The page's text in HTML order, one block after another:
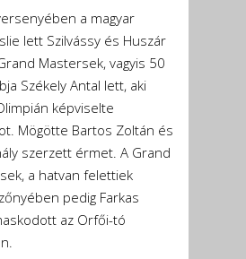
a magyar
lett Szilvássy és Huszár
Mastersek, vagyis 50
Székely Antal lett, aki
képviselte
Mögötte Bartos Zoltán és
szerzett érmet. A Grand
a hatvan felettiek
pedig Farkas
az Orfői-tó